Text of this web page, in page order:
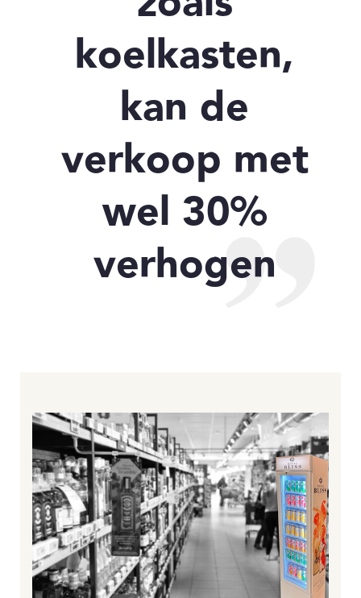
koelkasten,
kan de
verkoop met
wel 30%
verhogen